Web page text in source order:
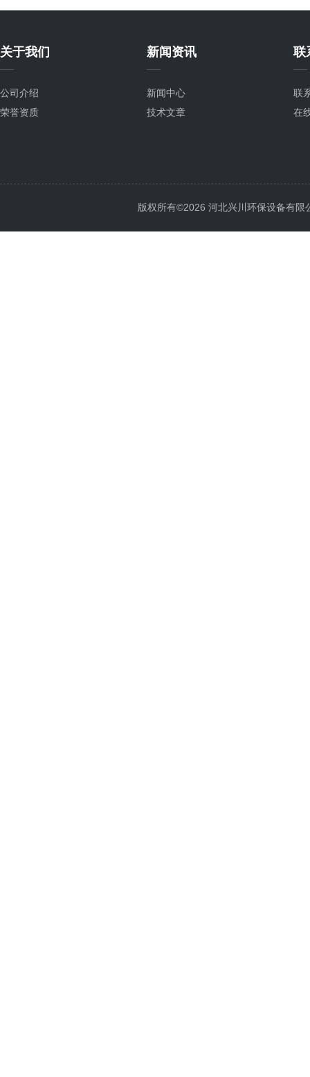
关于我们
公司介绍
荣誉资质
新闻资讯
新闻中心
技术文章
联
联
在
版权所有©2026 河北兴川环保设备有